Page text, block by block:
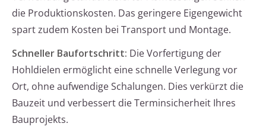
die Produktionskosten. Das geringere Eigengewicht
spart zudem Kosten bei Transport und Montage.
Schneller Baufortschritt: Die Vorfertigung der
Hohldielen ermöglicht eine schnelle Verlegung vor
Ort, ohne aufwendige Schalungen. Dies verkürzt die
Bauzeit und verbessert die Terminsicherheit Ihres
Bauprojekts.